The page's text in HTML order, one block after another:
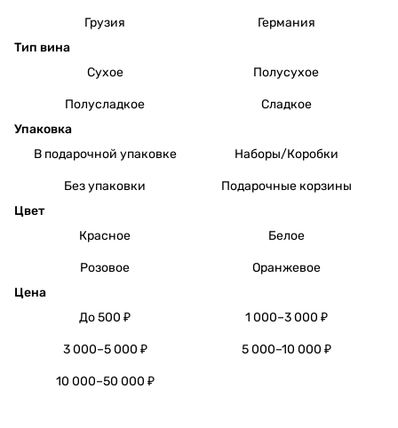
Грузия
Германия
Тип вина
Сухое
Полусухое
Полусладкое
Сладкое
Упаковка
В подарочной упаковке
Наборы/Коробки
Без упаковки
Подарочные корзины
Цвет
Красное
Белое
Розовое
Оранжевое
Цена
До 500 ₽
1 000–3 000 ₽
3 000–5 000 ₽ 5 000–10 000 ₽
10 000–50 000 ₽